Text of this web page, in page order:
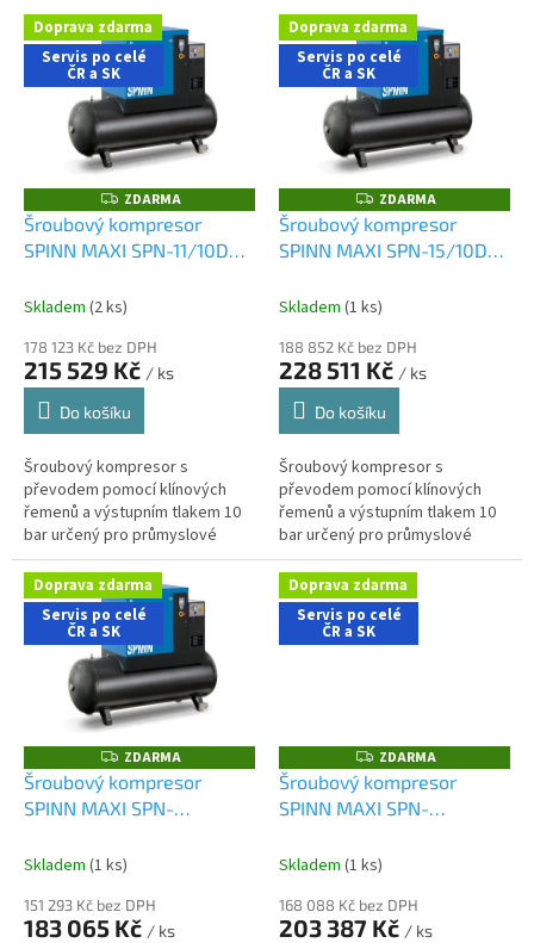
V Doprava zdarma
Servis po celé
ČR a SK
Z
D
A
R
ZDARMA
Šroubový kompresor
SPINN MAXI SPN-11/10DX-
Skladem (2 ks)
178 123 Kč bez DPH
215 529 Kč / ks
Do košíku
Šroubový kompresor s
převodem pomocí klínových
řemenů a výstupním tlakem 10
bar určený pro průmyslové
aplikace. Stacionární olejem
mazané provedení s příkonem
motoru 11 kW,...
Doprava zdarma
Servis po celé
ČR a SK
Z
D
A
R
ZDARMA
Šroubový kompresor
SPINN MAXI SPN-15/10DX-
Skladem (1 ks)
188 852 Kč bez DPH
228 511 Kč / ks
Do košíku
Šroubový kompresor s
převodem pomocí klínových
řemenů a výstupním tlakem 10
bar určený pro průmyslové
aplikace. Stacionární olejem
mazané provedení s příkonem
motoru 15 kW,...
Doprava zdarma
Servis po celé
ČR a SK
Z
D
A
R
ZDARMA
Šroubový kompresor
SPINN MAXI SPN-
Skladem (1 ks)
151 293 Kč bez DPH
183 065 Kč / ks
Doprava zdarma
Servis po celé
ČR a SK
Z
D
A
R
ZDARMA
Šroubový kompresor
SPINN MAXI SPN-
Skladem (1 ks)
168 088 Kč bez DPH
203 387 Kč / ks